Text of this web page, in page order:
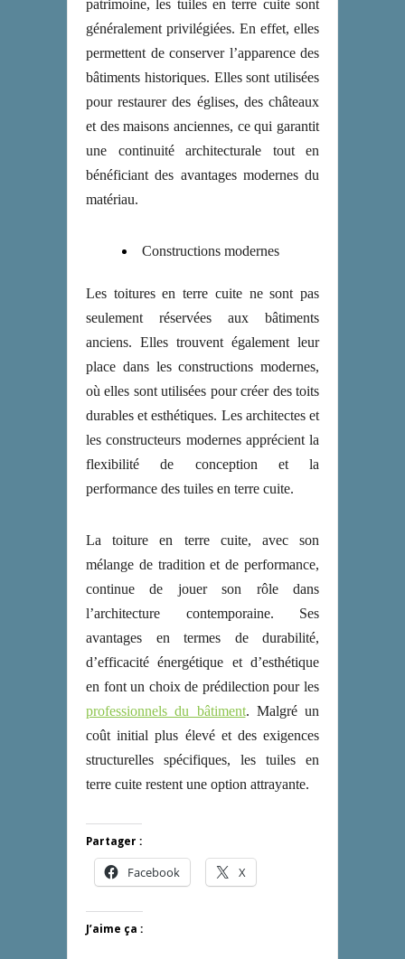
patrimoine, les tuiles en terre cuite sont
généralement privilégiées. En effet, elles
permettent de conserver l’apparence des
bâtiments historiques. Elles sont utilisées
pour restaurer des églises, des châteaux
et des maisons anciennes, ce qui garantit
une continuité architecturale tout en
bénéficiant des avantages modernes du
matériau.
Constructions modernes
Les toitures en terre cuite ne sont pas
seulement réservées aux bâtiments
anciens. Elles trouvent également leur
place dans les constructions modernes,
où elles sont utilisées pour créer des toits
durables et esthétiques. Les architectes et
les constructeurs modernes apprécient la
flexibilité de conception et la
performance des tuiles en terre cuite.
La toiture en terre cuite, avec son
mélange de tradition et de performance,
continue de jouer son rôle dans
l’architecture contemporaine. Ses
avantages en termes de durabilité,
d’efficacité énergétique et d’esthétique
en font un choix de prédilection pour les
professionnels du bâtiment. Malgré un
coût initial plus élevé et des exigences
structurelles spécifiques, les tuiles en
terre cuite restent une option attrayante.
Partager :
Facebook X
J’aime ça :